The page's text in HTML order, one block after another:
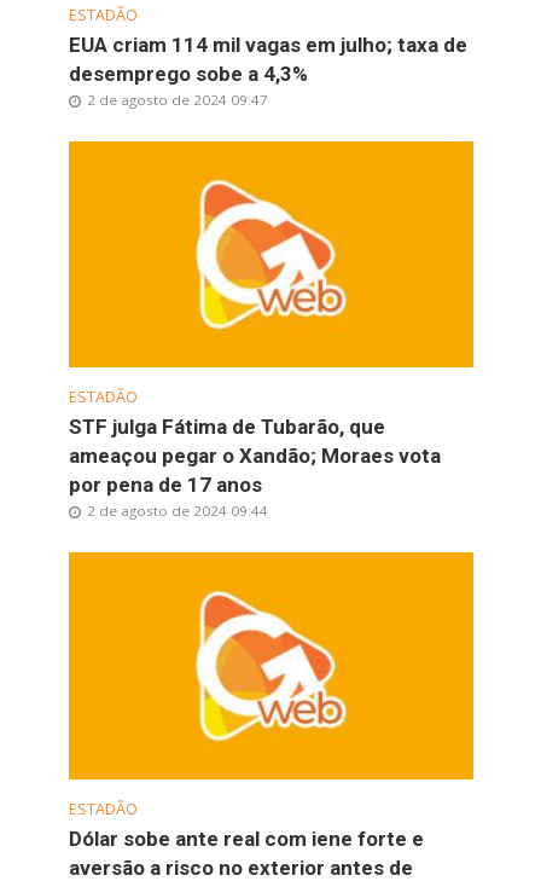
ESTADÃO
EUA criam 114 mil vagas em julho; taxa de
desemprego sobe a 4,3%
2 de agosto de 2024 09:47
ESTADÃO
STF julga Fátima de Tubarão, que
ameaçou pegar o Xandão; Moraes vota
por pena de 17 anos
2 de agosto de 2024 09:44
ESTADÃO
Dólar sobe ante real com iene forte e
aversão a risco no exterior antes de